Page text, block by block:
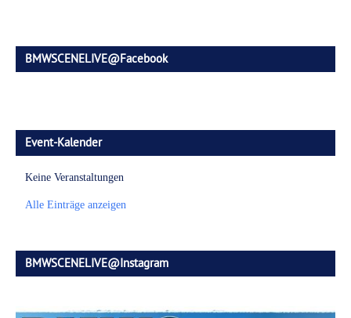
BMWSCENELIVE@Facebook
Event-Kalender
Keine Veranstaltungen
Alle Einträge anzeigen
BMWSCENELIVE@Instagram